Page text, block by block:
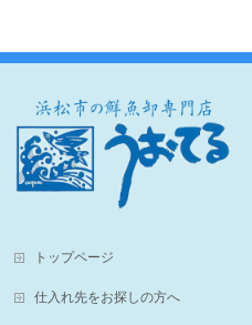
トップページ
仕入れ先をお探しの方へ